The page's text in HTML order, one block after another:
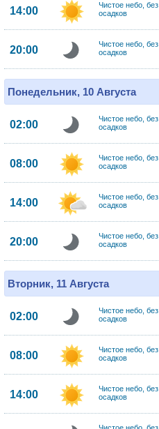
14:00
Чистое небо, без
осадков
20:00
Чистое небо, без
осадков
Понедельник, 10 Августа
02:00
Чистое небо, без
осадков
08:00
Чистое небо, без
осадков
14:00
Чистое небо, без
осадков
20:00
Чистое небо, без
осадков
Вторник, 11 Августа
02:00
Чистое небо, без
осадков
08:00
Чистое небо, без
осадков
14:00
Чистое небо, без
осадков